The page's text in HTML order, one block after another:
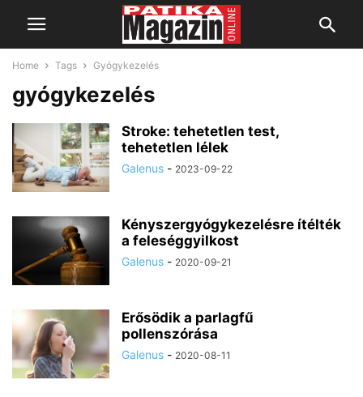
Home Tags Gyógykezelés
gyógykezelés
Stroke: tehetetlen test,
tehetetlen lélek
Galenus - 2023-09-22
Kényszergyógykezelésre ítélték
a feleséggyilkost
Galenus - 2020-09-21
Erősödik a parlagfű
pollenszórása
Galenus - 2020-08-11